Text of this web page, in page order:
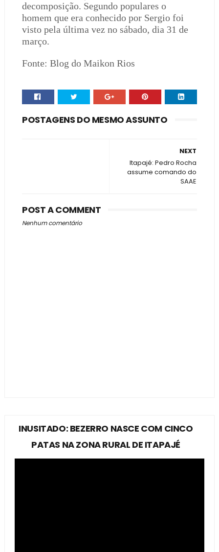
decomposição. Segundo populares o
homem que era conhecido por Sergio foi
visto pela última vez no sábado, dia 31 de
março.
Fonte: Blog do Maikon Rios
POSTAGENS DO MESMO ASSUNTO
NEXT
Itapajé: Pedro Rocha
assume comando do
SAAE
POST A COMMENT
Nenhum comentário
INUSITADO: BEZERRO NASCE COM CINCO
PATAS NA ZONA RURAL DE ITAPAJÉ